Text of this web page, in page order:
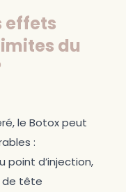
effets
du
le Botox peut
:
d’injection,
de tête